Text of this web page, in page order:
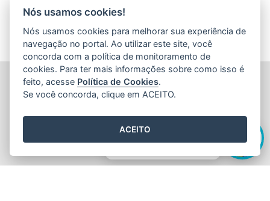
Olá! Sou a
como posso te ajudar hoje?
FUNDAÇÃO DE AMPARO À PESQUISA E INOVAÇÃO DO
ESPÍRITO SANTO (FAPES)
CEP: 29066-380 - Vitória / ES
Tel.: 27 3636 1850
Nós usamos cookies!
Nós usamos cookies para melhorar sua experiência de
navegação no portal. Ao utilizar este site, você
concorda com a política de monitoramento de
cookies. Para ter mais informações sobre como isso é
feito, acesse Política de Cookies.
Se você concorda, clique em ACEITO.
ACEITO